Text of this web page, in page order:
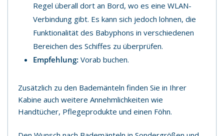
Regel überall dort an Bord, wo es eine WLAN-
Verbindung gibt. Es kann sich jedoch lohnen, die
Funktionalität des Babyphons in verschiedenen
Bereichen des Schiffes zu überprüfen.
Empfehlung: Vorab buchen.
Zusätzlich zu den Bademänteln finden Sie in Ihrer
Kabine auch weitere Annehmlichkeiten wie
Handtücher, Pflegeprodukte und einen Föhn.